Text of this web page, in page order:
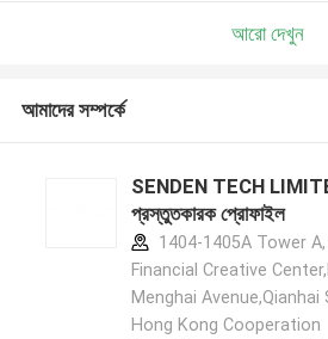
আরো দেখুন
আমাদের সম্পর্কে
SENDEN TECH
প্রস্তুতকারক প্রোফাইল
1404-1405A Tower
Financial Creative
Menghai Avenue,Qianhai
Hong Kong Cooperation